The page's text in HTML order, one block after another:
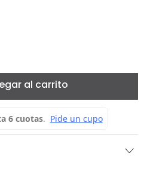
al carrito